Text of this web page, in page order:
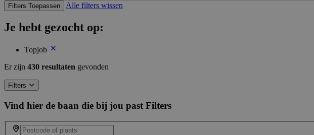
Filters Toepassen Alle filters wissen
Je hebt gezocht op:
Topjob
Er zijn 430 resultaten gevonden
Filters
Vind hier de baan die bij jou past Filters